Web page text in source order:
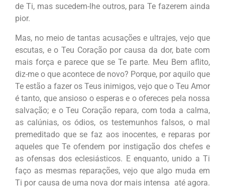
de Ti, mas sucedem-lhe outros, para Te fazerem ainda
pior.
Mas, no meio de tantas acusações e ultrajes, vejo que
escutas, e o Teu Coração por causa da dor, bate com
mais força e parece que se Te parte. Meu Bem aflito,
diz-me o que acontece de novo? Porque, por aquilo que
Te estão a fazer os Teus inimigos, vejo que o Teu Amor
é tanto, que ansioso o esperas e o ofereces pela nossa
salvação; e o Teu Coração repara, com toda a calma,
as calúnias, os ódios, os testemunhos falsos, o mal
premeditado que se faz aos inocentes, e reparas por
aqueles que Te ofendem por instigação dos chefes e
as ofensas dos eclesiásticos. E enquanto, unido a Ti
faço as mesmas reparações, vejo que algo muda em
Ti por causa de uma nova dor mais intensa até agora.